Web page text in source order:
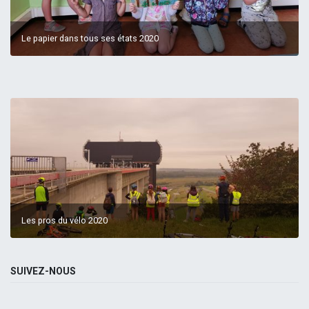
Le papier dans tous ses états 2020
Les pros du vélo 2020
SUIVEZ-NOUS